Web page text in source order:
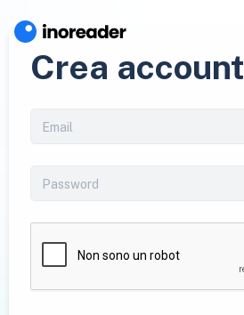
Crea account